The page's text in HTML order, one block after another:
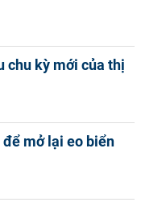
chu kỳ mới của thị
mở lại eo biển